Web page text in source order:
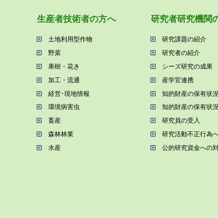
⽣産者技術者の⽅へ
⼟地利⽤型作物
野菜
果樹・花き
加⼯・流通
経営･現地情報
環境病害⾍
畜産
森林林業
⽔産
研究者研究機関
研究課題の紹介
研究者の紹介
シーズ研究の成果
産学官連携
知的財産の保有状
知的財産の保有状
研究員の受⼊
研究活動不正⾏為
公的研究資金への